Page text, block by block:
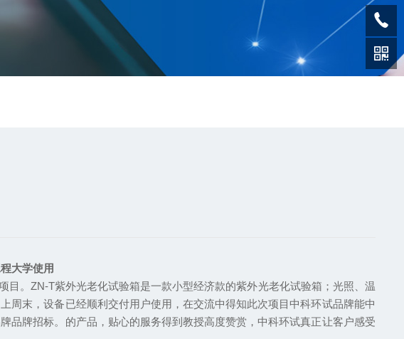
大学使用
。ZN-T紫外光老化试验箱是一款小型经济款的紫外光老化试验箱；光照、温
周末，设备已经顺利交付用户使用，在交流中得知此次项目中科环试品牌能中
品牌招标。的产品，贴心的服务得到教授高度赞赏，中科环试真正让客户感受